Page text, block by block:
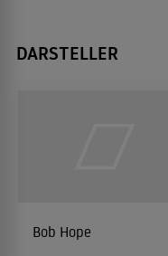
DARSTELLER
Bob Hope